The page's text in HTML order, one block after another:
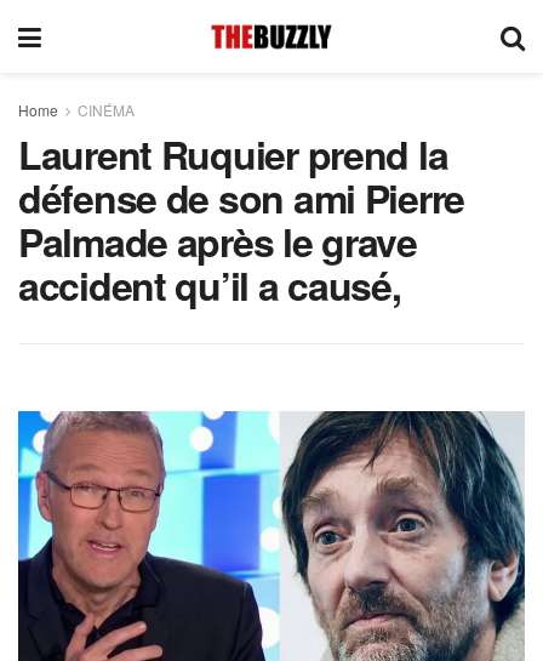
Home CINÉMA
Laurent Ruquier prend la
défense de son ami Pierre
Palmade après le grave
accident qu’il a causé,